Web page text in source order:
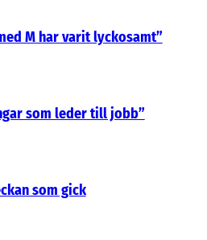
M har varit lyckosamt”
som leder till jobb”
som gick